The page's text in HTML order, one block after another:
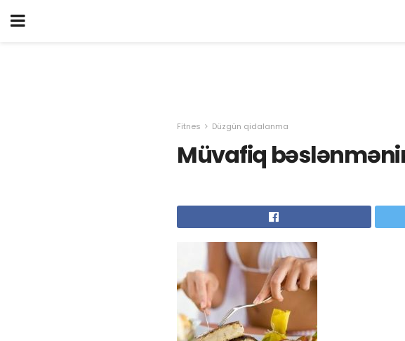
Fitnes Düzgün qidalanma
Müvafiq